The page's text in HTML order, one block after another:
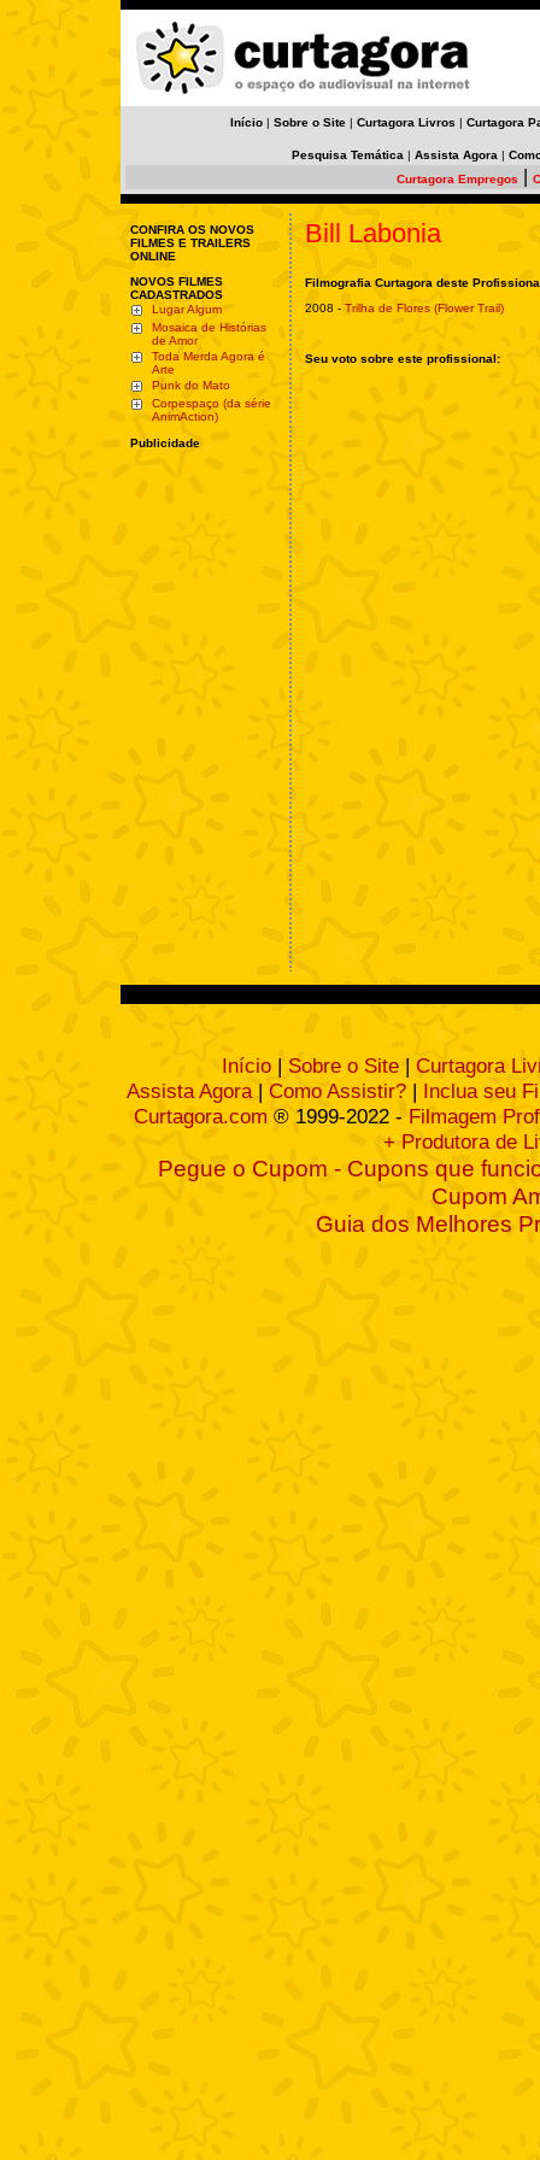
Início | Sobre o Site | Curtagora Livros | Curtagora
Pesquisa Temática | Assista Agora |
Curtagora Empregos
CONFIRA OS NOVOS
FILMES E TRAILERS
ONLINE
NOVOS FILMES
CADASTRADOS
Lugar Algum
Mosaica de Histórias
de Amor
Toda Merda Agora é
Arte
Punk do Mato
Corpespaço (da série
AnimAction)
Publicidade
Bill Labonia
Filmografia Curtagora deste
2008 - Trilha de Flores (Flower Trail)
Seu voto sobre este profissional:
Início | Sobre o Site | Curtagora
Assista Agora| Como Assistir? | Inclua seu
Curtagora.com ® 1999-2022 - Filmagem
+ Produtora de
Pegue o Cupom - Cupons que
Cupom
Guia dos Melhores